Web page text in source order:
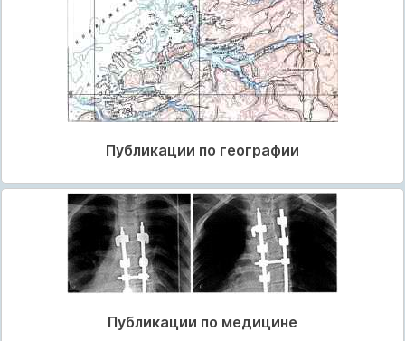
Публикации по географии
Публикации по медицине